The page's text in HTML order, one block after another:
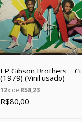
LP Gibson Brothers –
(1979) (Vinil usado)
12x de R$8,23
R$80,00